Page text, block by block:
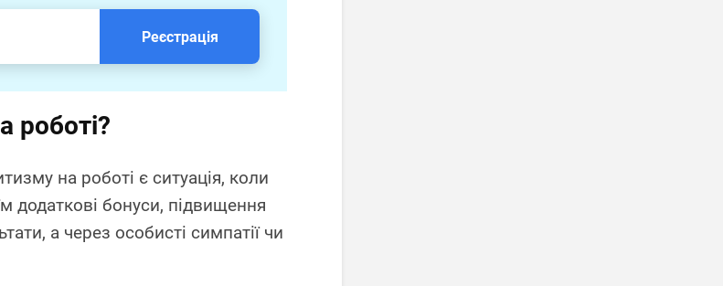
Реєстрація
роботі?
на роботі є ситуація, коли
додаткові бонуси, підвищення
а через особисті симпатії чи